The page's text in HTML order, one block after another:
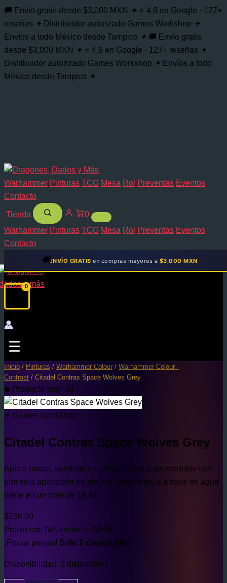
🚚 Envío gratis desde $3,000 MXN ✦ ⭐ 4.9 en Google · 127+
reseñas ✦ Distribuidor autorizado Games Workshop ✦
Envíos a todo México desde Tampico ✦ 🚚 Envío gratis
desde $3,000 MXN
✦ ⭐ 4.9 en Google · 127+ reseñas ✦
Distribuidor autorizado Games Workshop ✦ Envíos a todo
México desde Tampico ✦
Warhammer Pinturas TCG Mesa Rol Preventas Eventos
Contacto
Tienda
0
Warhammer Pinturas TCG Mesa Rol Preventas Eventos
Contacto
🚚ENVÍO GRATIS en compras mayores a $3,000 MXN
Ir
contenido
☰
Inicio / Pinturas / Warhammer Colour / Warhammer Colour -
Contrast / Citadel Contras Space Wolves Grey
◆ Producto original
✦ Games Workshop
Citadel Contras Space Wolves Grey
Aplica bases, sombras e iluminaciones a tus modelos con
una sola aplicación de pintura. Esta fórmula a base de agua
viene en un bote de 18 ml.
$156.00
Precio con IVA incluido · MXN
¡Pocas piezas! Solo 2 disponibles
Disponibilidad: 2 disponibles
Contras
Space
Wolves
Grey
cantidad